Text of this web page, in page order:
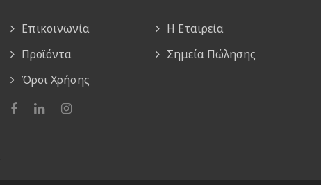
Επικοινωνία
Η Εταιρεία
Προϊόντα
Σημεία Πώλησης
Όροι Χρήσης